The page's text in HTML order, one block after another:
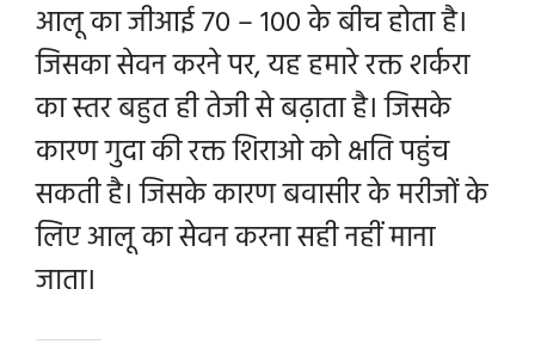
आलू का जीआई 70 – 100 के बीच होता है।
जिसका सेवन करने पर, यह हमारे रक्त शर्करा
का स्तर बहुत ही तेजी से बढ़ाता है। जिसके
कारण गुदा की रक्त शिराओ को क्षति पहुंच
सकती है। जिसके कारण बवासीर के मरीजों के
लिए आलू का सेवन करना सही नहीं माना
जाता।